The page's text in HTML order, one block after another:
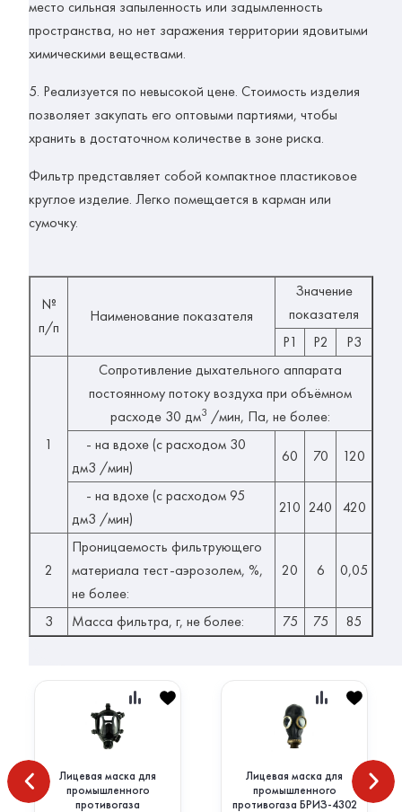
место сильная запыленность или задымленность
пространства, но нет заражения территории ядовитыми
химическими веществами.
5. Реализуется по невысокой цене. Стоимость изделия
позволяет закупать его оптовыми партиями, чтобы
хранить в достаточном количестве в зоне риска.
Фильтр представляет собой компактное пластиковое
круглое изделие. Легко помещается в карман или
сумочку.
№
п/п
Наименование показателя
Значение
показателя
P1
P2 P3
1
Сопротивление дыхательного аппарата
постоянному потоку воздуха при объёмном
расходе 30 дм3 /мин, Па, не более:
- на вдохе (с расходом 30
дм3 /мин)
60 70 120
- на вдохе (с расходом 95
дм3 /мин)
210 240 420
2
Проницаемость фильтрующего
материала тест-аэрозолем, %,
не более:
20 6 0,05
3 Масса фильтра, г, не более: 75 75 85
Лицевая маска для
промышленного
противогаза
Лицевая маска для
промышленного
противогаза БРИЗ-4302